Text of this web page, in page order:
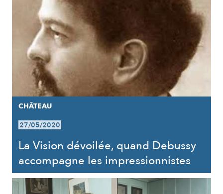
CHÂTEAU
27/05/2020
La Vision dévoilée, quand Debussy
accompagne les impressionnistes